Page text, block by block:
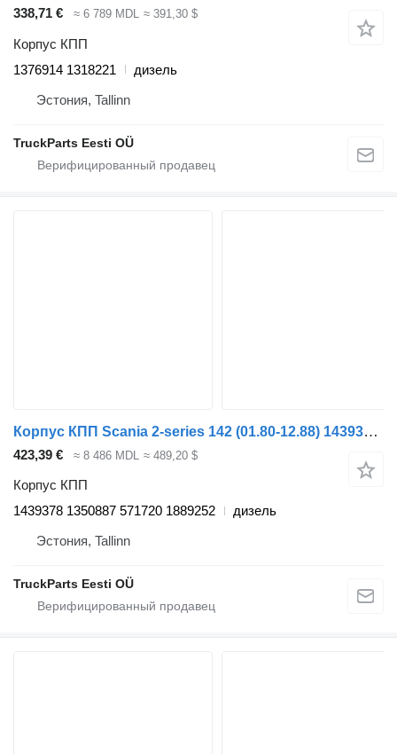
338,71 € ≈ 6 789 MDL ≈ 391,30 $
Корпус КПП
1376914 1318221
дизель
Эстония, Tallinn
TruckParts Eesti OÜ
Корпус КПП Scania 2-series 142 (01.80-12.88) 1439378 для тягача Scania 2-series (1980-1989)
423,39 € ≈ 8 486 MDL ≈ 489,20 $
Корпус КПП
1439378 1350887 571720 1889252
дизель
Эстония, Tallinn
TruckParts Eesti OÜ